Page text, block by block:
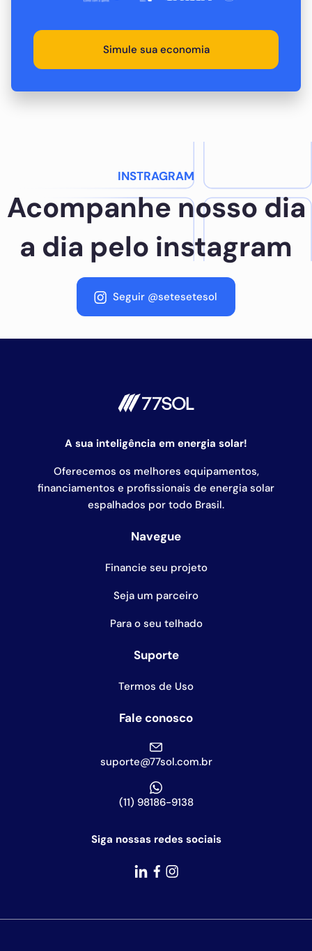
Simule sua economia
INSTRAGRAM
Acompanhe nosso dia
a dia pelo instagram
Seguir @setesetesol
A sua inteligência em energia solar!
Oferecemos os melhores equipamentos,
financiamentos e profissionais de energia solar
espalhados por todo Brasil.
Navegue
Financie seu projeto
Seja um parceiro
Para o seu telhado
Suporte
Termos de Uso
Fale conosco
suporte@77sol.com.br
(11) 98186-9138
Siga nossas redes sociais